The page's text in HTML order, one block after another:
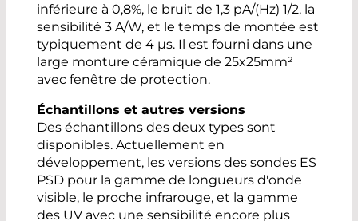
inférieure à 0,8%, le bruit de 1,3 pA/(Hz) 1/2, la
sensibilité 3 A/W, et le temps de montée est
typiquement de 4 µs. Il est fourni dans une
large monture céramique de 25x25mm²
avec fenêtre de protection.
Échantillons et autres versions
Des échantillons des deux types sont
disponibles. Actuellement en
développement, les versions des sondes ES
PSD pour la gamme de longueurs d'onde
visible, le proche infrarouge, et la gamme
des UV avec une sensibilité encore plus